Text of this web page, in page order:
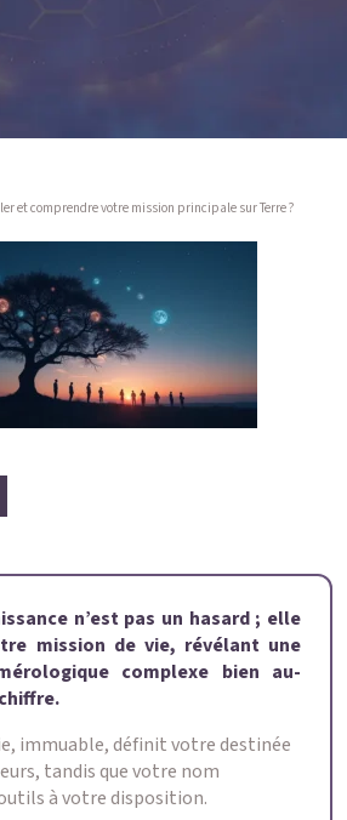
et comprendre votre mission principale sur Terre ?
n’est pas un hasard ; elle
mission de vie, révélant une
complexe bien au-
immuable, définit votre destinée
tandis que votre nom
à votre disposition.